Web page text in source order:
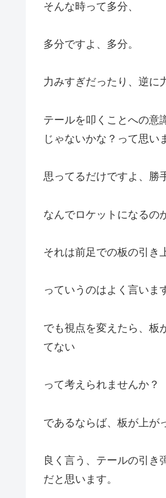
そんな時って多分、
多分ですよ、多分。
力みすぎだったり、逆に
テールを叩くことへの意
じゃないかな？って思い
思ってるだけですよ、勝
なんでロケットになるの
それは前足での板の引き
っていうのはよく言いま
でも視点を変えたら、板
てない
って考えられませんか？
であるならば、板が上が
良く言う、テールの引き
だと思います。